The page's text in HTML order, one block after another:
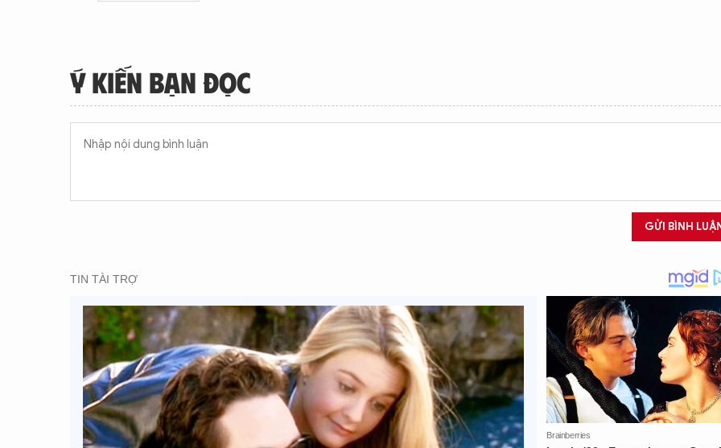
Ý KIẾN BẠN ĐỌC
GỬI BÌNH